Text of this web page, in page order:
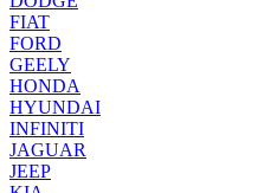
FIAT
FORD
GEELY
HONDA
HYUNDAI
INFINITI
JAGUAR
JEEP